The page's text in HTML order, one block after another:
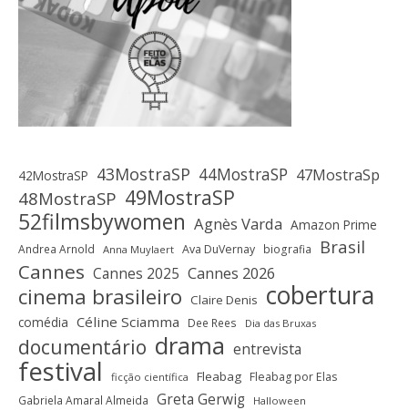
42MostraSP 43MostraSP 44MostraSP 47MostraSp
48MostraSP 49MostraSP
52filmsbywomen Agnès Varda Amazon Prime
Andrea Arnold Anna Muylaert Ava DuVernay biografia Brasil
Cannes Cannes 2025 Cannes 2026
cinema brasileiro Claire Denis cobertura
comédia Céline Sciamma Dee Rees Dia das Bruxas
documentário drama entrevista
festival ficção científica Fleabag Fleabag por Elas
Gabriela Amaral Almeida Greta Gerwig Halloween